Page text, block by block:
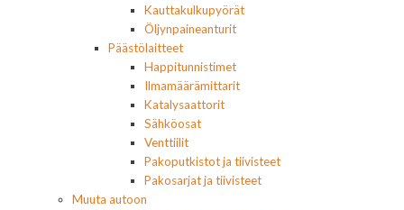
Kauttakulkupyörät
Öljynpaineanturit
Päästölaitteet
Happitunnistimet
Ilmamäärämittarit
Katalysaattorit
Sähköosat
Venttiilit
Pakoputkistot ja tiivisteet
Pakosarjat ja tiivisteet
Muuta autoon